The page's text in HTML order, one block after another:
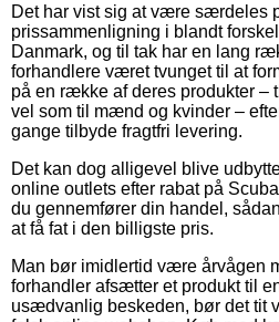
Det har vist sig at være særdeles
prissammenligning i blandt
Danmark, og til tak har en lang
forhandlere været tvunget til at
på en række af deres produkter –
vel som til mænd og kvinder –
gange tilbyde fragtfri levering.
Det kan dog alligevel blive
online outlets efter rabat på
du gennemfører din handel,
at få fat i den billigste pris.
Man bør imidlertid være årvågen
forhandler afsætter et produkt til
usædvanlig beskeden, bør det tit